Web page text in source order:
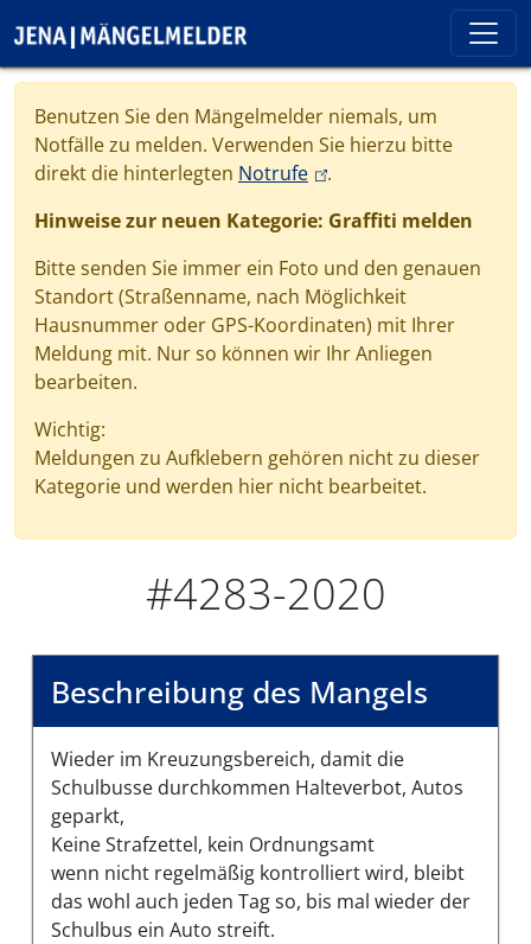
Benutzen Sie den Mängelmelder niemals, um
Notfälle zu melden. Verwenden Sie hierzu bitte
direkt die hinterlegten Notrufe(link is external)
.
Hinweise zur neuen Kategorie: Graffiti melden
Bitte senden Sie immer ein Foto und den genauen
Standort (Straßenname, nach Möglichkeit
Hausnummer oder GPS-Koordinaten) mit Ihrer
Meldung mit. Nur so können wir Ihr Anliegen
bearbeiten.
Wichtig:
Meldungen zu Aufklebern gehören nicht zu dieser
Kategorie und werden hier nicht bearbeitet.
#4283-2020
Beschreibung des Mangels
Wieder im Kreuzungsbereich, damit die
Schulbusse durchkommen Halteverbot, Autos
geparkt,
Keine Strafzettel, kein Ordnungsamt
wenn nicht regelmäßig kontrolliert wird, bleibt
das wohl auch jeden Tag so, bis mal wieder der
Schulbus ein Auto streift.